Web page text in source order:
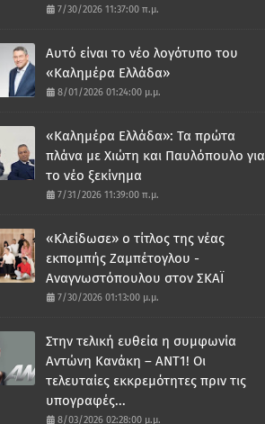
7/30/2026 11:37:00 π.μ.
Αυτό είναι το νέο λογότυπο του
«Καλημέρα Ελλάδα»
8/01/2026 01:24:00 μ.μ.
«Καλημέρα Ελλάδα»: Τα πρώτα
πλάνα με Χιώτη και Παυλόπουλο για
το νέο ξεκίνημα
7/31/2026 11:39:00 π.μ.
«Κλείδωσε» ο τίτλος της νέας
εκπομπής Ζαμπέτογλου -
Αναγνωστόπουλου στον ΣΚΑΪ
7/30/2026 01:13:00 μ.μ.
Στην τελική ευθεία η συμφωνία
Αντώνη Κανάκη – ΑΝΤ1! Οι
τελευταίες εκκρεμότητες πριν τις
υπογραφές...
8/03/2026 02:28:00 μ.μ.